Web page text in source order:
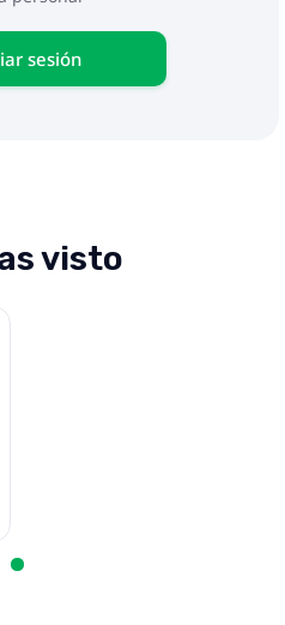
sesión
visto